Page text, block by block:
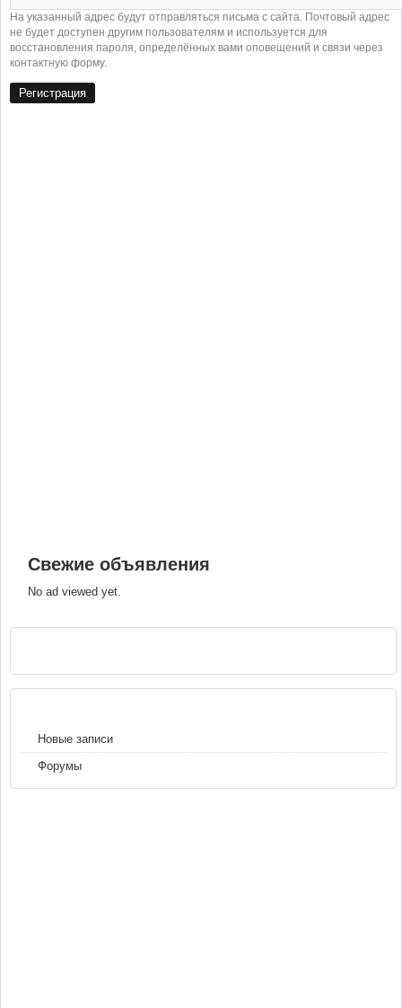
На указанный адрес будут отправляться письма с сайта. Почтовый адрес
не будет доступен другим пользователям и используется для
восстановления пароля, определённых вами оповещений и связи через
контактную форму.
Свежие объявления
No ad viewed yet.
Новые записи
Форумы